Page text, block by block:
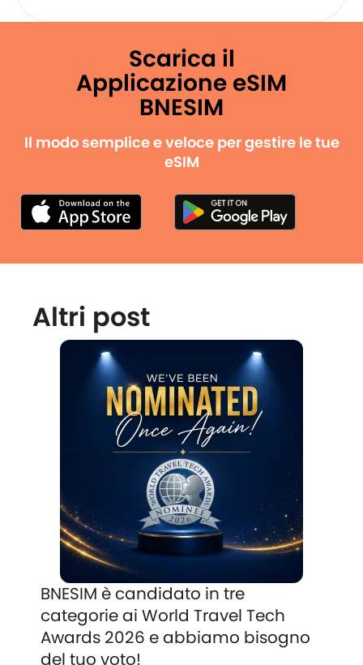
Scarica il
Applicazione eSIM
BNESIM
Il modo semplice e veloce per gestire le tue
eSIM
Altri post
BNESIM è candidato in tre
categorie ai World Travel Tech
Awards 2026 e abbiamo bisogno
del tuo voto!